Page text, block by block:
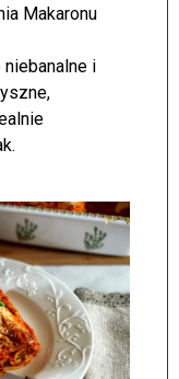
Makaronu
niebanalne i